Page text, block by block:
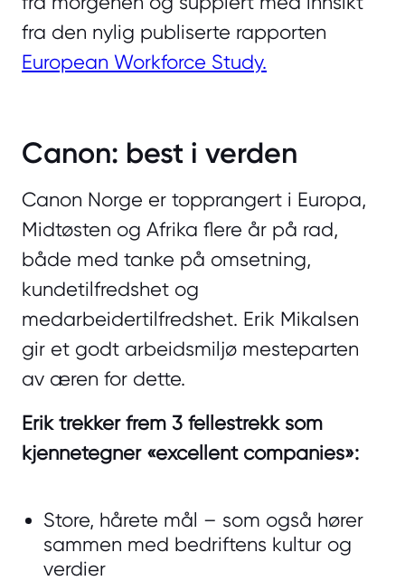
fra den nylig publiserte rapporten
European Workforce Study.
Canon: best i verden
Canon Norge er topprangert i Europa,
Midtøsten og Afrika flere år på rad,
både med tanke på omsetning,
kundetilfredshet og
medarbeidertilfredshet. Erik Mikalsen
gir et godt arbeidsmiljø mesteparten
av æren for dette.
Erik trekker frem 3 fellestrekk som
kjennetegner «excellent companies»:
Store, hårete mål – som også hører
sammen med bedriftens kultur og
verdier